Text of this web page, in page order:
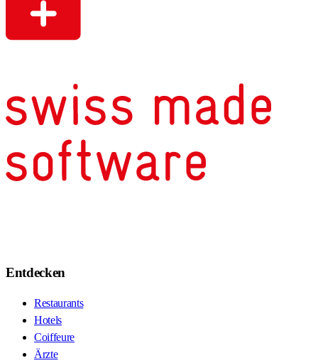
Entdecken
Restaurants
Hotels
Coiffeure
Ärzte